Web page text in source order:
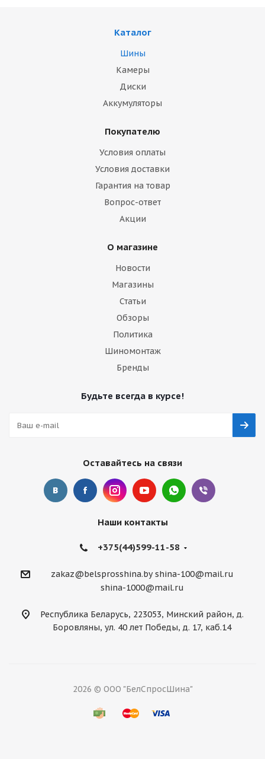
Каталог
Шины
Камеры
Диски
Аккумуляторы
Покупателю
Условия оплаты
Условия доставки
Гарантия на товар
Вопрос-ответ
Акции
О магазине
Новости
Магазины
Статьи
Обзоры
Политика
Шиномонтаж
Бренды
Будьте всегда в курсе!
Оставайтесь на связи
Наши контакты
+375(44)599-11-58
zakaz@belsprosshina.by shina-100@mail.ru
shina-1000@mail.ru
Республика Беларусь, 223053, Минский район, д.
Боровляны, ул. 40 лет Победы, д. 17, каб.14
2026 © ООО "БелСпросШина"